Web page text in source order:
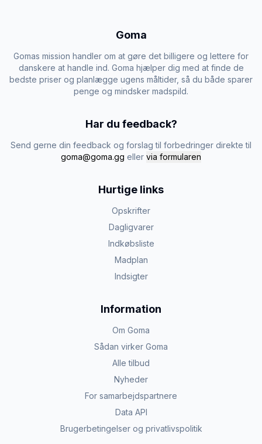
Goma
Gomas mission handler om at gøre det billigere og lettere for
danskere at handle ind. Goma hjælper dig med at finde de
bedste priser og planlægge ugens måltider, så du både sparer
penge og mindsker madspild.
Har du feedback?
Send gerne din feedback og forslag til forbedringer direkte til
goma@goma.gg eller via formularen
Hurtige links
Opskrifter
Dagligvarer
Indkøbsliste
Madplan
Indsigter
Information
Om Goma
Sådan virker Goma
Alle tilbud
Nyheder
For samarbejdspartnere
Data API
Brugerbetingelser og privatlivspolitik